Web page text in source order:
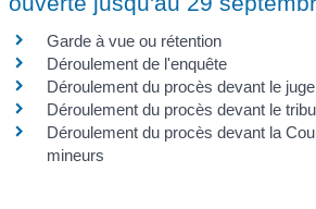
Garde à vue ou rétention
Déroulement de l'enquête
Déroulement du procès devant le
Déroulement du procès devant le
Déroulement du procès devant la
mineurs